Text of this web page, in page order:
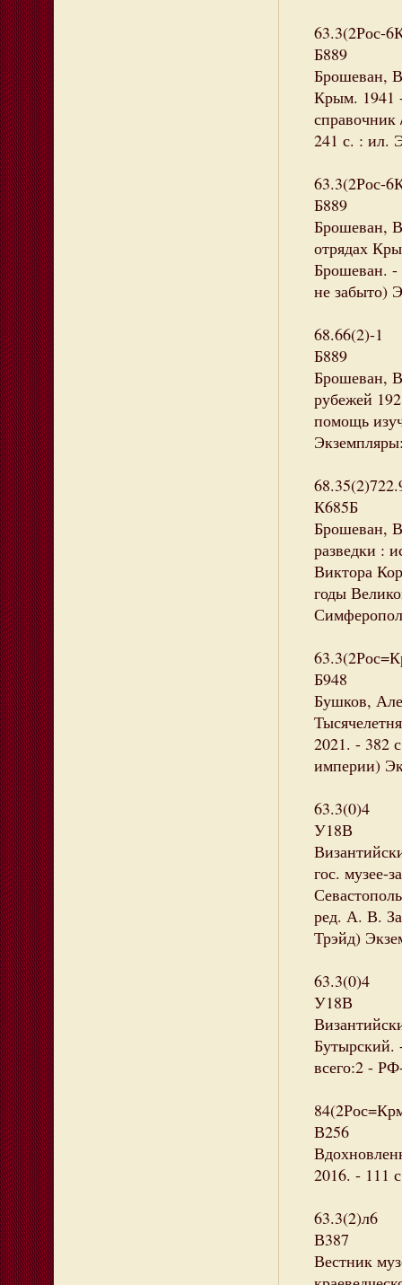
63.3(2Рос-
Б889
Брошеван,
Крым. 1941
241 с. : ил.
63.3(2Рос-
Б889
Брошеван,
отрядах
Брошеван. -
не забыто)
68.66(2)-1
Б889
Брошеван,
рубежей
помощь
К685Б
Брошеван,
разведки :
Виктора
годы
Б948
Бушков,
2021. - 382
империи)
63.3(0)4
У18В
гос. музее-
ред. А. В.
Трэйд)
63.3(0)4
У18В
всего:2 -
В256
2016. - 111
63.3(2)л6
В387
Вестник